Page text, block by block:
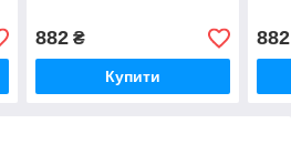
882₴
Купити
882